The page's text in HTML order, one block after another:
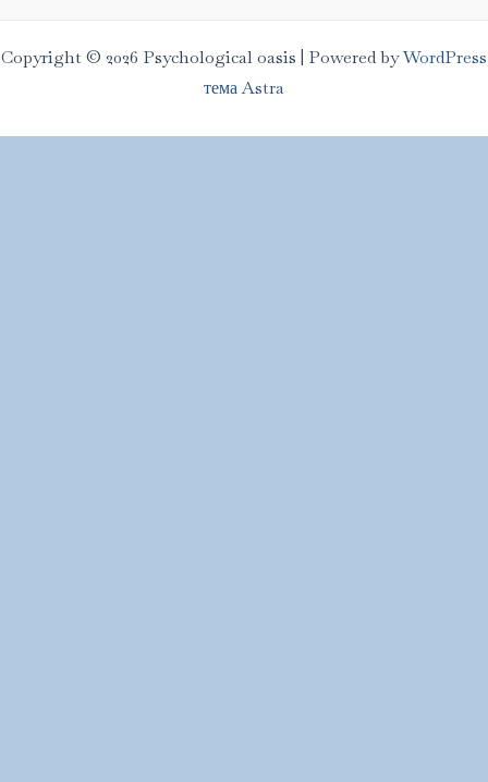
Copyright © 2026 Psychological oasis | Powered byWordPress
тема Astra